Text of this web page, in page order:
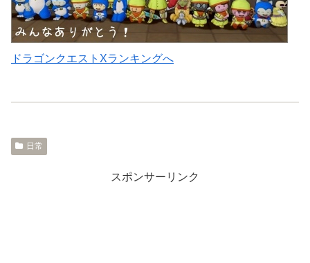
ドラゴンクエストXランキングへ
日常
スポンサーリンク